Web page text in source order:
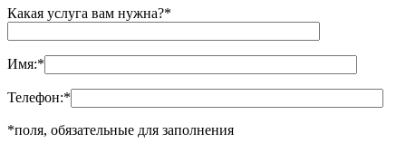
Какая услуга вам нужна?*
Имя:*
Телефон:*
*поля, обязательные для заполнения